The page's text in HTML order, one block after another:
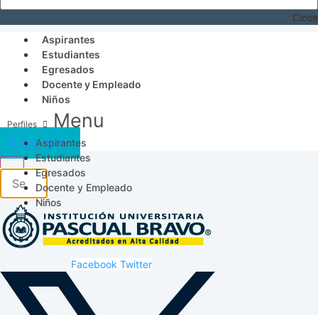
Close
Aspirantes
Estudiantes
Egresados
Docente y Empleado
Niños
Menu
Aspirantes
Estudiantes
Egresados
Docente y Empleado
Niños
Acceso SICAU
Facebook Twitter